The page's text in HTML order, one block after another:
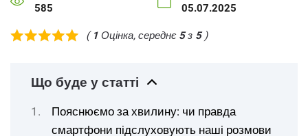
585 05.07.2025
( 1 Оцінка, середнє 5з 5)
Що буде у статті
Пояснюємо за хвилину: чи правда
смартфони підслуховують наші розмови